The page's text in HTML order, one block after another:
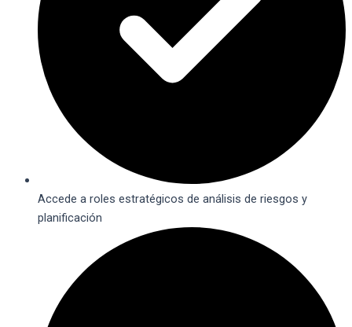
Accede a roles estratégicos de análisis de riesgos y
planificación